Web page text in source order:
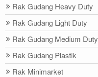
Rak Gudang Heavy Duty
Rak Gudang Light Duty
Rak Gudang Medium Duty
Rak Gudang Plastik
Rak Minimarket